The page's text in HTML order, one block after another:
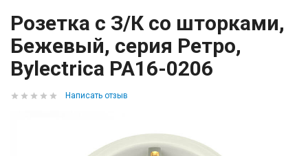
Розетка с З/К со шторками,
Бежевый, серия Ретро,
Bylectrica РА16-0206
Написать отзыв